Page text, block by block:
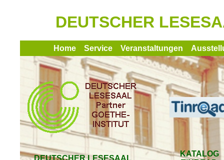
DEUTSCHER
Home Service Veranstaltungen
DEUTSCHER LESESAAL
KATALOG